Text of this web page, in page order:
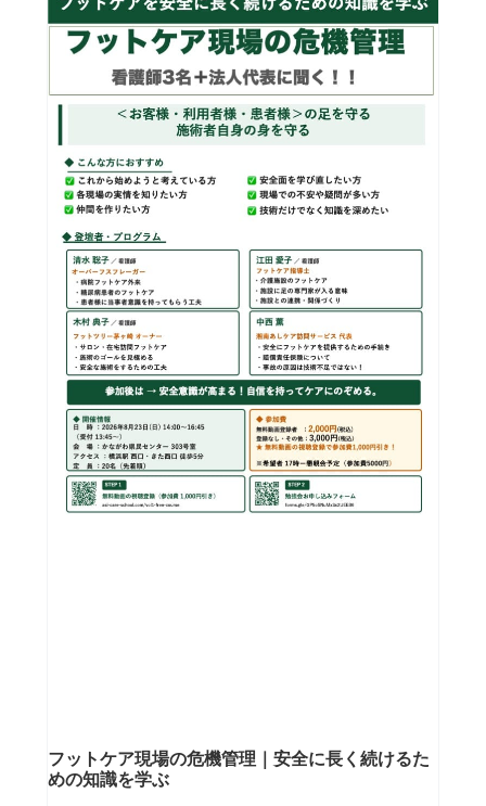
フットケア現場の危機管理｜安全に長く続けるた
めの知識を学ぶ